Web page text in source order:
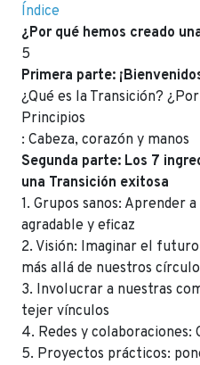
Índice
¿Por qué hemos creado
5
Primera parte:
¿Qué es la Transición?
Principios
: Cabeza, corazón y manos
Segunda parte: Los 7
una Transición exitosa
1. Grupos sanos: Aprender
agradable y eficaz
2. Visión: Imaginar el
más allá de nuestros
3. Involucrar a nuestras
tejer vínculos
4. Redes y colaboraciones:
5. Proyectos prácticos: